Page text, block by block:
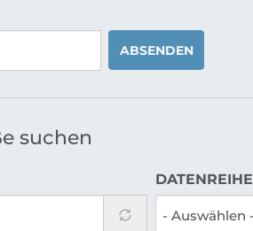
ABSENDEN
suchen
DATENREIHE